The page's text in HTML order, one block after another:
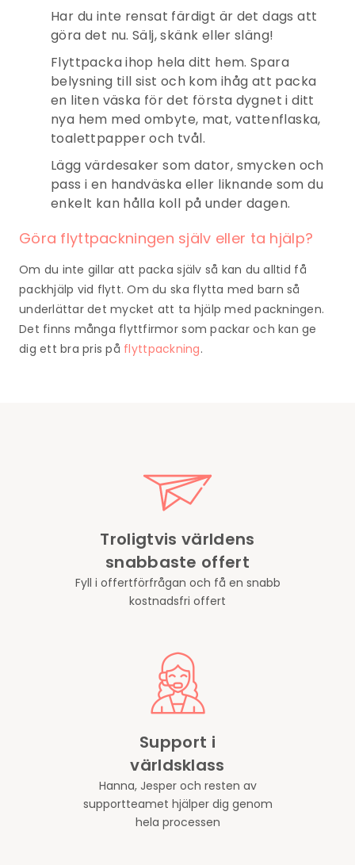
Har du inte rensat färdigt är det dags att
göra det nu. Sälj, skänk eller släng!
Flyttpacka ihop hela ditt hem. Spara
belysning till sist och kom ihåg att packa
en liten väska för det första dygnet i ditt
nya hem med ombyte, mat, vattenflaska,
toalettpapper och tvål.
Lägg värdesaker som dator, smycken och
pass i en handväska eller liknande som du
enkelt kan hålla koll på under dagen.
Göra flyttpackningen själv eller ta hjälp?
Om du inte gillar att packa själv så kan du alltid få
packhjälp vid flytt. Om du ska flytta med barn så
underlättar det mycket att ta hjälp med packningen.
Det finns många flyttfirmor som packar och kan ge
dig ett bra pris på flyttpackning.
Troligtvis världens
snabbaste offert
Fyll i offertförfrågan och få en snabb
kostnadsfri offert
Support i
världsklass
Hanna, Jesper och resten av
supportteamet hjälper dig genom
hela processen